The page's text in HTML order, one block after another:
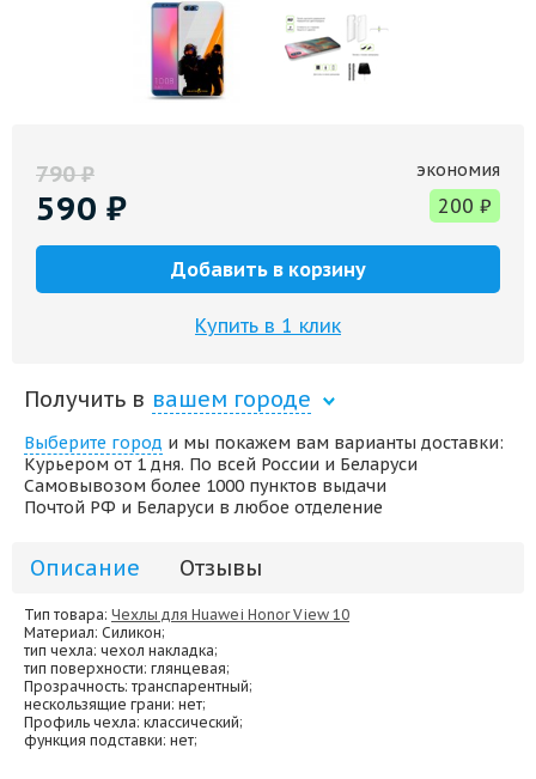
790₽
590 ₽
экономия
200 ₽
Добавить в корзину
Купить в 1 клик
Получить в вашем городе
Выберите город и мы покажем вам варианты доставки:
Курьером от 1 дня. По всей России и Беларуси
Самовывозом более 1000 пунктов выдачи
Почтой РФ и Беларуси в любое отделение
Описание Отзывы
Тип товара: Чехлы для Huawei Honor View 10
Материал: Силикон;
тип чехла: чехол накладка;
тип поверхности: глянцевая;
Прозрачность: транспарентный;
нескользящие грани: нет;
Профиль чехла: классический;
функция подставки: нет;